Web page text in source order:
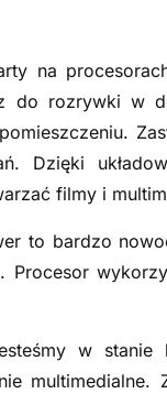
na
do rozrywki w
Dzięki
filmy i
to bardzo
w stanie